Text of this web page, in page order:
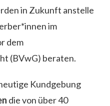
in Zukunft anstelle
im
dem
(BVwG) beraten.
Kundgebung
die von über 40